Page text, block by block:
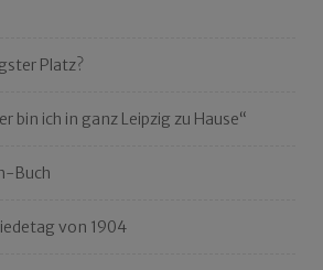
Platz?
bin ich in ganz Leipzig zu Hause“
Buch
von 1904